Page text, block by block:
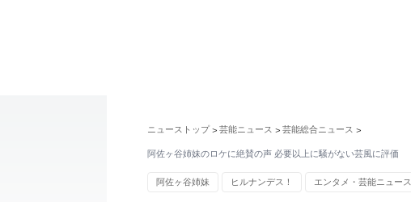
ニューストップ > 芸能ニュース > 芸能総合ニュース >
阿佐ヶ谷姉妹のロケに絶賛の声 必要以上に騒がない芸風に評価
阿佐ヶ谷姉妹 ヒルナンデス！ エンタメ・芸能ニュース